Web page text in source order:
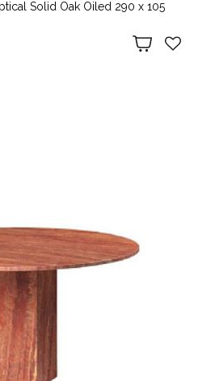
Solid Oak Oiled 290 x 105